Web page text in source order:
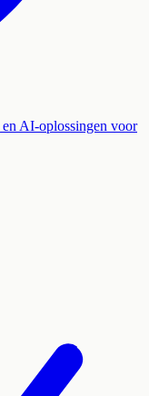
AI-oplossingen voor